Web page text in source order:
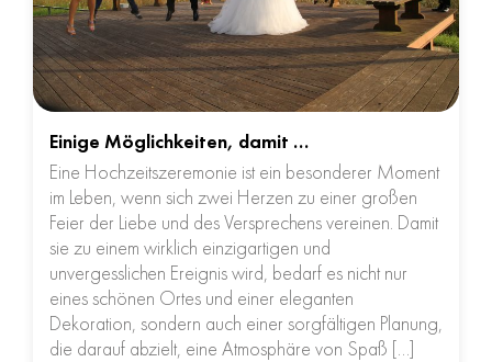
Einige Möglichkeiten, damit …
Eine Hochzeitszeremonie ist ein besonderer Moment
im Leben, wenn sich zwei Herzen zu einer großen
Feier der Liebe und des Versprechens vereinen. Damit
sie zu einem wirklich einzigartigen und
unvergesslichen Ereignis wird, bedarf es nicht nur
eines schönen Ortes und einer eleganten
Dekoration, sondern auch einer sorgfältigen Planung,
die darauf abzielt, eine Atmosphäre von Spaß […]